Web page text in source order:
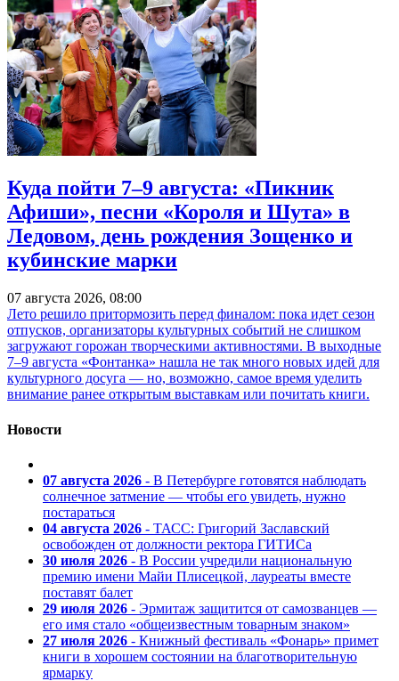
Куда пойти 7–9 августа: «Пикник
Афиши», песни «Короля и Шута» в
Ледовом, день рождения Зощенко и
кубинские марки
07 августа 2026, 08:00
Лето решило притормозить перед финалом: пока идет сезон
отпусков, организаторы культурных событий не слишком
загружают горожан творческими активностями. В выходные
7–9 августа «Фонтанка» нашла не так много новых идей для
культурного досуга — но, возможно, самое время уделить
внимание ранее открытым выставкам или почитать книги.
Новости
07 августа 2026 - В Петербурге готовятся наблюдать
солнечное затмение — чтобы его увидеть, нужно
постараться
04 августа 2026 - ТАСС: Григорий Заславский
освобожден от должности ректора ГИТИСа
30 июля 2026 - В России учредили национальную
премию имени Майи Плисецкой, лауреаты вместе
поставят балет
29 июля 2026 - Эрмитаж защитится от самозванцев —
его имя стало «общеизвестным товарным знаком»
27 июля 2026 - Книжный фестиваль «Фонарь» примет
книги в хорошем состоянии на благотворительную
ярмарку